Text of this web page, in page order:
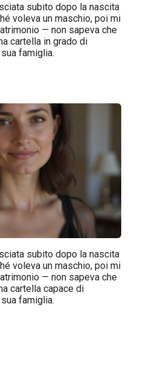
subito dopo la nascita
voleva un maschio, poi mi
— non sapeva che
cartella in grado di
famiglia.
subito dopo la nascita
voleva un maschio, poi mi
— non sapeva che
cartella capace di
famiglia.